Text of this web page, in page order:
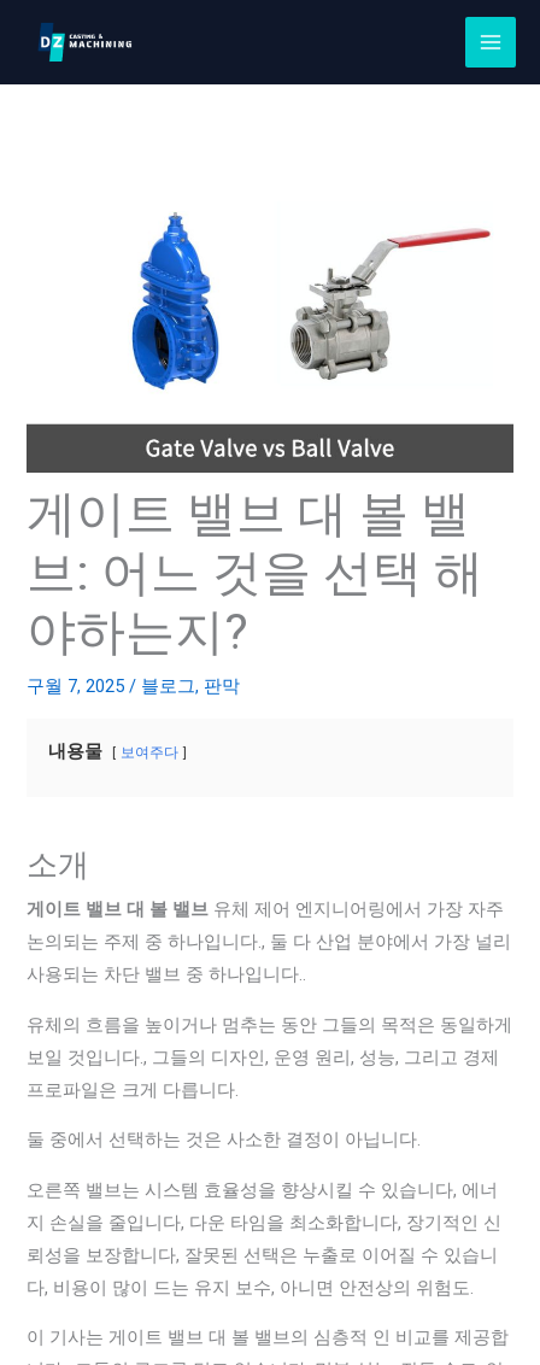
츠
게이트 밸브 대 볼 밸
브: 어느 것을 선택 해
야하는지?
구월 7, 2025/ 블로그, 판막
내용물 보여주다
소개
게이트 밸브 대 볼 밸브 유체 제어 엔지니어링에서 가장 자주
논의되는 주제 중 하나입니다., 둘 다 산업 분야에서 가장 널리
사용되는 차단 밸브 중 하나입니다..
유체의 흐름을 높이거나 멈추는 동안 그들의 목적은 동일하게
보일 것입니다., 그들의 디자인, 운영 원리, 성능, 그리고 경제
프로파일은 크게 다릅니다.
둘 중에서 선택하는 것은 사소한 결정이 아닙니다.
오른쪽 밸브는 시스템 효율성을 향상시킬 수 있습니다, 에너
지 손실을 줄입니다, 다운 타임을 최소화합니다, 장기적인 신
뢰성을 보장합니다, 잘못된 선택은 누출로 이어질 수 있습니
다, 비용이 많이 드는 유지 보수, 아니면 안전상의 위험도.
이 기사는 게이트 밸브 대 볼 밸브의 심층적 인 비교를 제공합